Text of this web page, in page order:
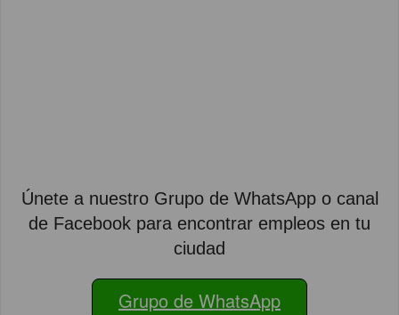
Únete a nuestro Grupo de WhatsApp o canal
de Facebook para encontrar empleos en tu
ciudad
Grupo de WhatsApp